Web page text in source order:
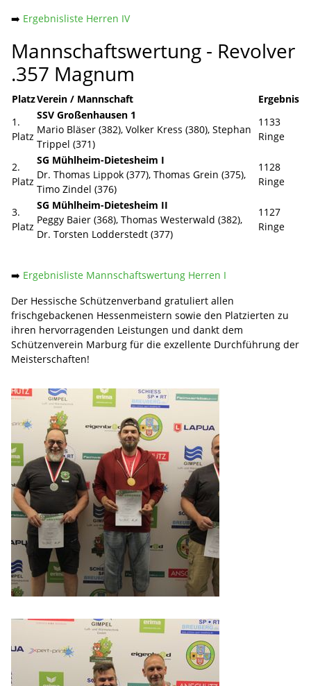
➡️ Ergebnisliste Herren IV
Mannschaftswertung - Revolver
.357 Magnum
PlatzVerein / Mannschaft
Ergebnis
1.
Platz
SSV Großenhausen 1
Mario Bläser (382), Volker Kress (380), Stephan
Trippel (371)
1133
Ringe
2.
Platz
SG Mühlheim-Dietesheim I
Dr. Thomas Lippok (377), Thomas Grein (375),
Timo Zindel (376)
1128
Ringe
3.
Platz
SG Mühlheim-Dietesheim II
Peggy Baier (368), Thomas Westerwald (382),
Dr. Torsten Lodderstedt (377)
1127
Ringe
➡️ Ergebnisliste Mannschaftswertung Herren I
Der Hessische Schützenverband gratuliert allen
frischgebackenen Hessenmeistern sowie den Platzierten zu
ihren hervorragenden Leistungen und dankt dem
Schützenverein Marburg für die exzellente Durchführung der
Meisterschaften!